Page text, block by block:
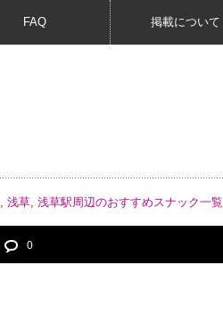
FAQ 掲載について
, 浅草, 浅草駅周辺のおすすめスナック一覧
0